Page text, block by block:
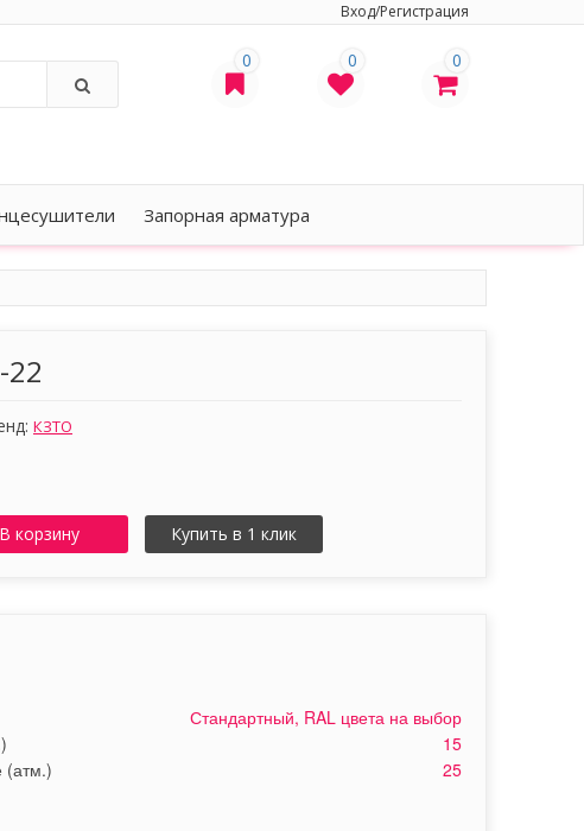
Вход/Регистрация
0 0 0
Запорная арматура
22
КЗТО
В корзину Купить в 1 клик
Стандартный, RAL цвета на выбор
15
(атм.)
25